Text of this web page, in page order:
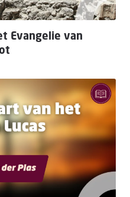
Evangelie van